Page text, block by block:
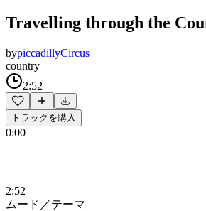
Travelling through the
bypiccadillyCircus
country
2:52
トラックを購入
0:00
2:52
ムード／テーマ